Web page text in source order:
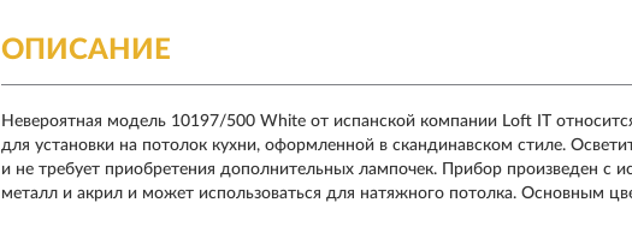
ОПИСАНИЕ
Невероятная модель 10197/500 White от испанской компании Loft IT
для установки на потолок кухни, оформленной в скандинавском стиле.
и не требует приобретения дополнительных лампочек. Прибор произведен с
металл и акрил и может использоваться для натяжного потолка. Основным